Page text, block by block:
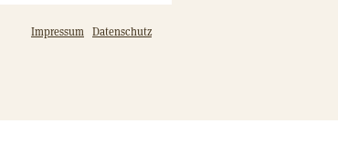
Impressum Datenschutz